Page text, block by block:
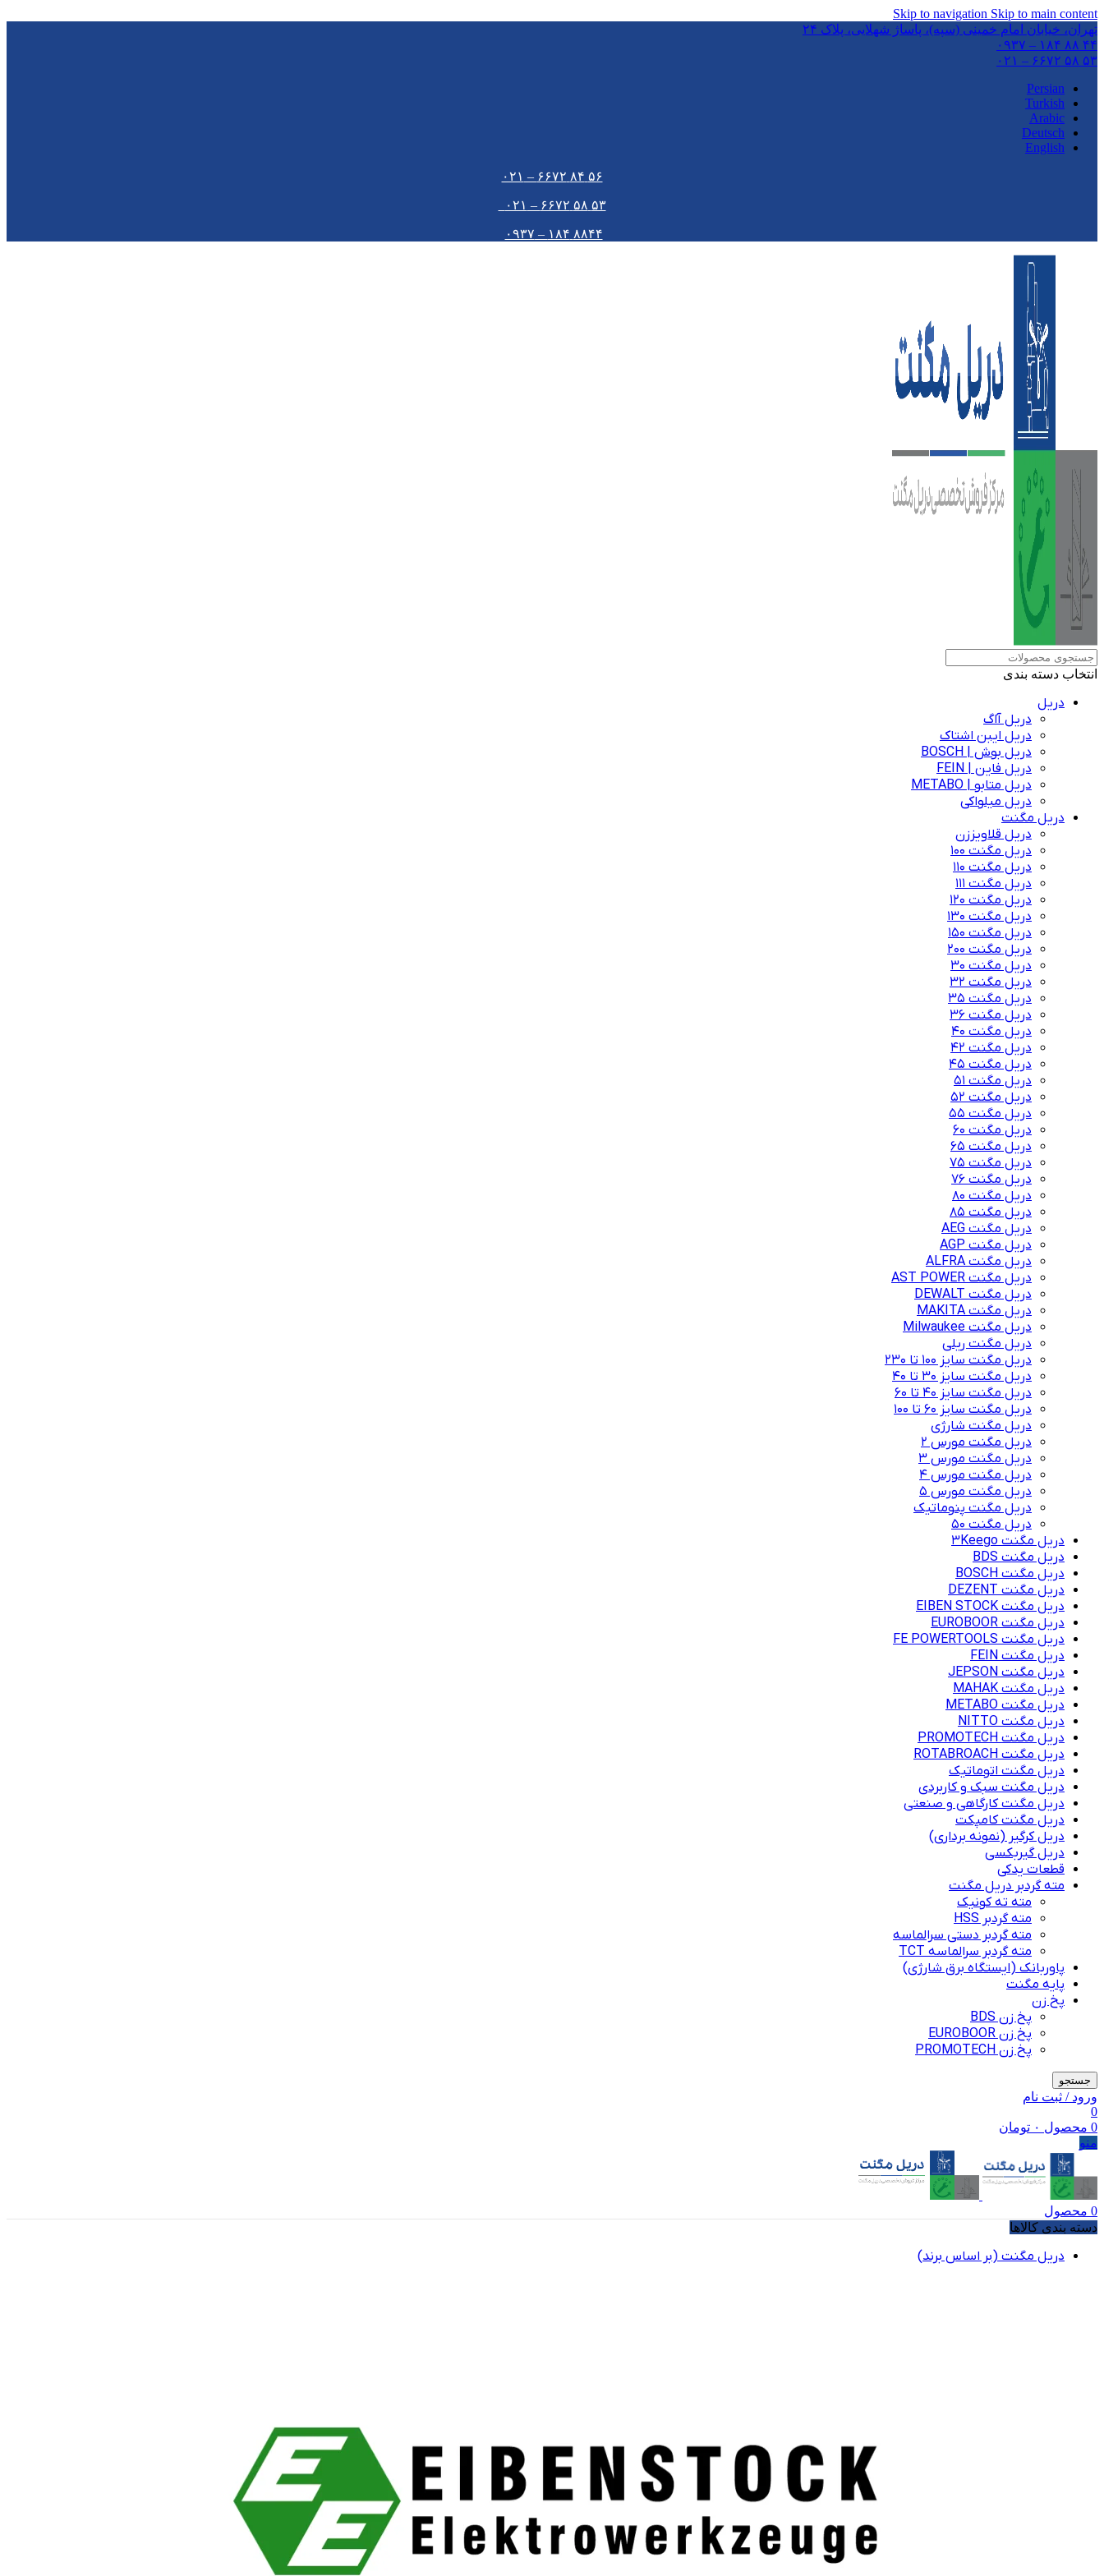
Skip to navigation Skip to main content
تهران،‌ خیابان امام خمینی (سپه)، پاساژ شهلایی، پلاک ۲۴
۴۴ ۸۸ ۱۸۴ – ۰۹۳۷
۵۳ ۵۸ ۶۶۷۲ – ۰۲۱
Persian
Turkish
Arabic
Deutsch
English
۵۶ ۸۴ ۶۶۷۲ – ۰۲۱
۵۳ ۵۸ ۶۶۷۲ – ۰۲۱
۸۸۴۴ ۱۸۴ – ۰۹۳۷
انتخاب دسته بندی
دریل
دریل آاگ
دریل ایبن اشتاک
دریل بوش | BOSCH
دریل فاین | FEIN
دریل متابو | METABO
دریل میلواکی
دریل مگنت
دریل قلاویززن
دریل مگنت 100
دریل مگنت 110
دریل مگنت 111
دریل مگنت 120
دریل مگنت 130
دریل مگنت 150
دریل مگنت 200
دریل مگنت 30
دریل مگنت 32
دریل مگنت 35
دریل مگنت 36
دریل مگنت 40
دریل مگنت 42
دریل مگنت 45
دریل مگنت 51
دریل مگنت 52
دریل مگنت 55
دریل مگنت 60
دریل مگنت 65
دریل مگنت 75
دریل مگنت 76
دریل مگنت 80
دریل مگنت 85
دریل مگنت AEG
دریل مگنت AGP
دریل مگنت ALFRA
دریل مگنت AST POWER
دریل مگنت DEWALT
دریل مگنت MAKITA
دریل مگنت Milwaukee
دریل مگنت ریلی
دریل مگنت سایز 100 تا 230
دریل مگنت سایز 30 تا 40
دریل مگنت سایز 40 تا 60
دریل مگنت سایز 60 تا 100
دریل مگنت شارژی
دریل مگنت مورس 2
دریل مگنت مورس 3
دریل مگنت مورس 4
دریل مگنت مورس 5
دریل مگنت پنوماتیک
دریل مگنت ۵۰
دریل مگنت 3Keego
دریل مگنت BDS
دریل مگنت BOSCH
دریل مگنت DEZENT
دریل مگنت EIBEN STOCK
دریل مگنت EUROBOOR
دریل مگنت FE POWERTOOLS
دریل مگنت FEIN
دریل مگنت JEPSON
دریل مگنت MAHAK
دریل مگنت METABO
دریل مگنت NITTO
دریل مگنت PROMOTECH
دریل مگنت ROTABROACH
دریل مگنت اتوماتیک
دریل مگنت سبک و کاربردی
دریل مگنت کارگاهی و صنعتی
دریل مگنت کامپکت
دریل کرگیر (نمونه برداری)
دریل گیربکسی
قطعات یدکی
مته گردبر دریل مگنت
مته ته کونیک
مته گردبر HSS
مته گردبر دستی سرالماسه
مته گردبر سرالماسه TCT
پاوربانک (ایستگاه برق شارژی)
پایه مگنت
پخ زن
پخ زن BDS
پخ زن EUROBOOR
پخ زن PROMOTECH
جستجو
ورود / ثبت نام
0
0 محصول ۰ تومان
منو
0 محصول
دسته بندی کالاها
دریل مگنت (بر اساس برند)